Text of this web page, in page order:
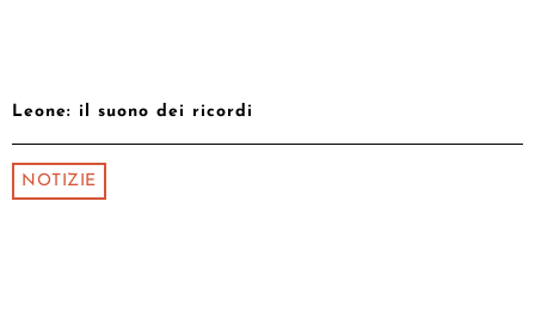
Leone: il suono dei ricordi
NOTIZIE